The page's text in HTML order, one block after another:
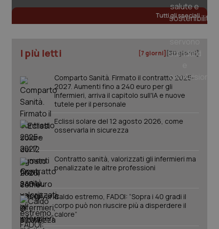
Tutti gli speciali
I più letti [7 giorni] [30 giorni]
Comparto Sanità. Firmato il contratto 2025-
2027. Aumenti fino a 240 euro per gli
infermieri, arriva il capitolo sull'IA e nuove
tutele per il personale
Eclissi solare del 12 agosto 2026, come
osservarla in sicurezza
Contratto sanità, valorizzati gli infermieri ma
penalizzate le altre professioni
Caldo estremo, FADOI: “Sopra i 40 gradi il
corpo può non riuscire più a disperdere il
calore”
PHPSESSID
PHP.net